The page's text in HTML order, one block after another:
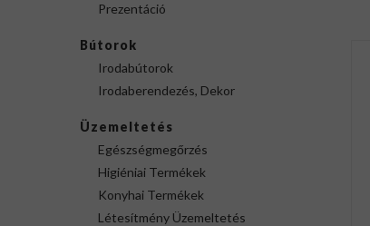
Prezentáció
Bútorok
Irodabútorok
Irodaberendezés, Dekor
Üzemeltetés
Egészségmegőrzés
Higiéniai Termékek
Konyhai Termékek
Létesítmény Üzemeltetés